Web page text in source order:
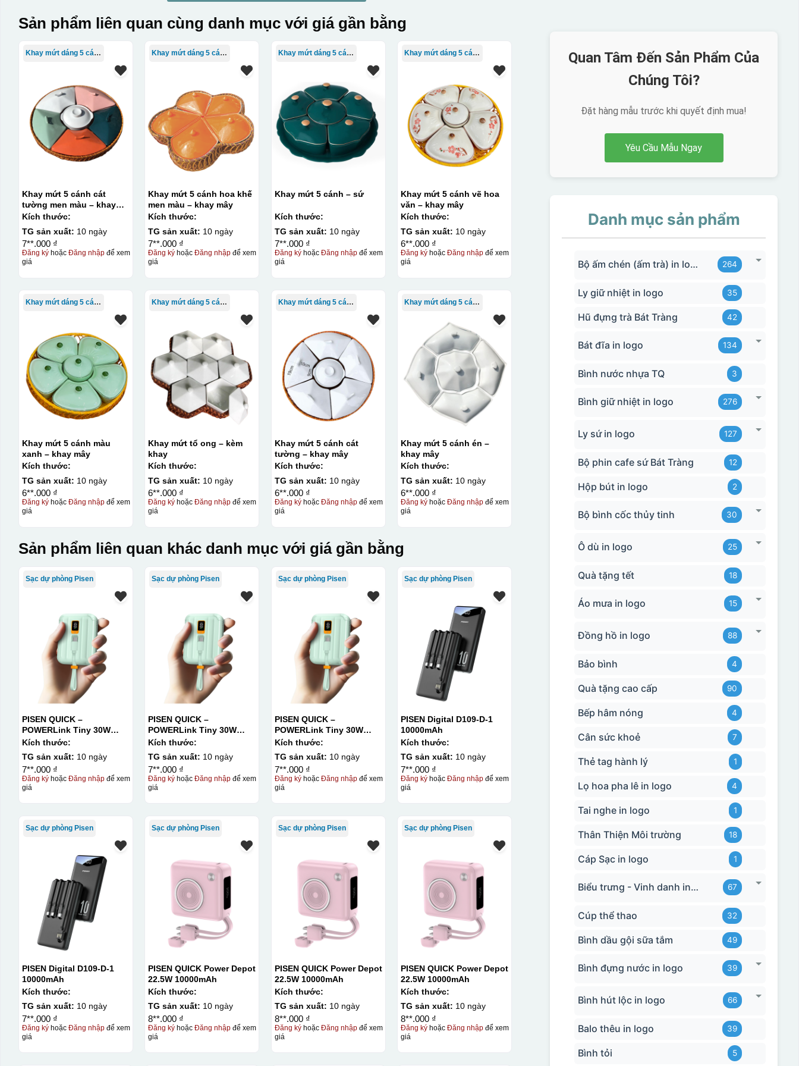
Kiểu in:
Hộp xi lót lụa
Hộp xi ấm chén
Sản phẩm liên quan cùng danh mục với giá gần bằng
Khay mứt dáng 5 cánh
Khay mứt 5 cánh cát
tường men màu – khay
mây
Kích thước:
TG sản xuất: 10 ngày
7**.000 ₫
Đăng kýhoặc Đăng nhậpđể xem
giá
Khay mứt dáng 5 cánh
Khay mứt 5 cánh hoa khế
men màu – khay mây
Kích thước:
TG sản xuất: 10 ngày
7**.000 ₫
Đăng ký hoặcĐăng nhập để xem
giá
Khay mứt dáng 5 cánh
Khay mứt 5 cánh – sứ
Kích thước:
TG sản xuất: 10 ngày
7**.000 ₫
Đăng kýhoặc Đăng nhậpđể xem
giá
Khay mứt dáng 5 cánh
Khay mứt 5 cánh vẽ hoa
văn – khay mây
Kích thước:
TG sản xuất: 10 ngày
6**.000 ₫
Đăng ký hoặcĐăng nhập để xem
giá
Khay mứt dáng 5 cánh
Khay mứt 5 cánh màu
xanh – khay mây
Kích thước:
TG sản xuất: 10 ngày
6**.000 ₫
Đăng kýhoặc Đăng nhậpđể xem
giá
Khay mứt dáng 5 cánh
Khay mứt tổ ong – kèm
khay
Kích thước:
TG sản xuất: 10 ngày
6**.000 ₫
Đăng ký hoặcĐăng nhập để xem
giá
Khay mứt dáng 5 cánh
Khay mứt 5 cánh cát
tường – khay mây
Kích thước:
TG sản xuất: 10 ngày
6**.000 ₫
Đăng kýhoặc Đăng nhậpđể xem
giá
Khay mứt dáng 5 cánh
Khay mứt 5 cánh én –
khay mây
Kích thước:
TG sản xuất: 10 ngày
6**.000 ₫
Đăng ký hoặcĐăng nhập để xem
giá
Sản phẩm liên quan khác danh mục với giá gần bằng
Sạc dự phòng Pisen
PISEN QUICK –
POWERLink Tiny 30W
10000mAh
Kích thước:
TG sản xuất: 10 ngày
7**.000 ₫
Đăng kýhoặc Đăng nhậpđể xem
giá
Sạc dự phòng Pisen
PISEN QUICK –
POWERLink Tiny 30W
10000mAh
Kích thước:
TG sản xuất: 10 ngày
7**.000 ₫
Đăng ký hoặcĐăng nhập để xem
giá
Sạc dự phòng Pisen
PISEN QUICK –
POWERLink Tiny 30W
10000mAh
Kích thước:
TG sản xuất: 10 ngày
7**.000 ₫
Đăng kýhoặc Đăng nhậpđể xem
giá
Sạc dự phòng Pisen
PISEN Digital D109-D-1
10000mAh
Kích thước:
TG sản xuất: 10 ngày
7**.000 ₫
Đăng ký hoặcĐăng nhập để xem
giá
Sạc dự phòng Pisen
PISEN Digital D109-D-1
10000mAh
Kích thước:
TG sản xuất: 10 ngày
7**.000 ₫
Đăng kýhoặc Đăng nhậpđể xem
giá
Sạc dự phòng Pisen
PISEN QUICK Power Depot
22.5W 10000mAh
Kích thước:
TG sản xuất: 10 ngày
8**.000 ₫
Đăng ký hoặcĐăng nhập để xem
giá
Sạc dự phòng Pisen
PISEN QUICK Power Depot
22.5W 10000mAh
Kích thước:
TG sản xuất: 10 ngày
8**.000 ₫
Đăng kýhoặc Đăng nhậpđể xem
giá
Sạc dự phòng Pisen
PISEN QUICK Power Depot
22.5W 10000mAh
Kích thước:
TG sản xuất: 10 ngày
8**.000 ₫
Đăng ký hoặcĐăng nhập để xem
giá
Quan Tâm Đến Sản Phẩm Của
Chúng Tôi?
Đặt hàng mẫu trước khi quyết định mua!
Yêu Cầu Mẫu Ngay
Danh mục sản phẩm
Bộ ấm chén (ấm trà) in logo 264
Ly giữ nhiệt in logo 35
Hũ đựng trà Bát Tràng 42
Bát đĩa in logo 134
Bình nước nhựa TQ 3
Bình giữ nhiệt in logo 276
Ly sứ in logo 127
Bộ phin cafe sứ Bát Tràng 12
Hộp bút in logo 2
Bộ bình cốc thủy tinh 30
Ô dù in logo 25
Quà tặng tết 18
Áo mưa in logo 15
Đồng hồ in logo 88
Bảo bình 4
Quà tặng cao cấp 90
Bếp hâm nóng 4
Cân sức khoẻ 7
Thẻ tag hành lý 1
Lọ hoa pha lê in logo 4
Tai nghe in logo 1
Thân Thiện Môi trường 18
Cáp Sạc in logo 1
Biểu trưng - Vinh danh in logo 67
Cúp thể thao 32
Bình dầu gội sữa tắm 49
Bình đựng nước in logo 39
Bình hút lộc in logo 66
Balo thêu in logo 39
Bình tỏi 5